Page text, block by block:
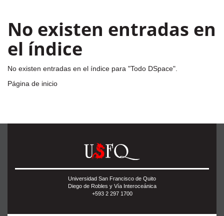
No existen entradas en
el índice
No existen entradas en el índice para "Todo DSpace".
Página de inicio
Universidad San Francisco de Quito
Diego de Robles y Vía Interoceánica
+593 2 297 1700